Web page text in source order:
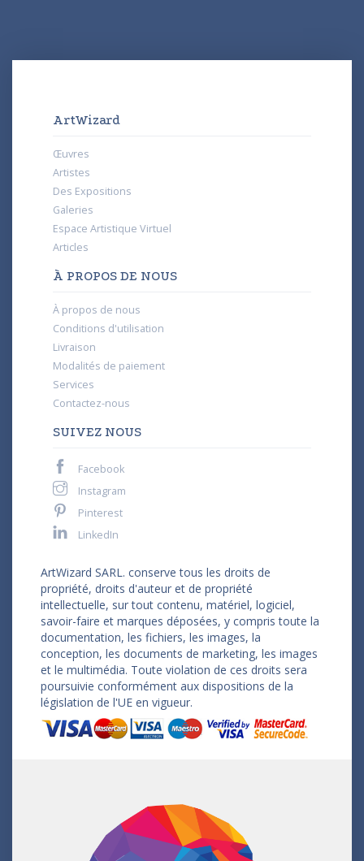
ArtWizard
Œuvres
Artistes
Des Expositions
Galeries
Espace Artistique Virtuel
Articles
À PROPOS DE NOUS
À propos de nous
Conditions d'utilisation
Livraison
Modalités de paiement
Services
Contactez-nous
SUIVEZ NOUS
Facebook
Instagram
Pinterest
LinkedIn
ArtWizard SARL. conserve tous les droits de
propriété, droits d'auteur et de propriété
intellectuelle, sur tout contenu, matériel, logiciel,
savoir-faire et marques déposées, y compris toute la
documentation, les fichiers, les images, la
conception, les documents de marketing, les images
et le multimédia. Toute violation de ces droits sera
poursuivie conformément aux dispositions de la
législation de l'UE en vigueur.